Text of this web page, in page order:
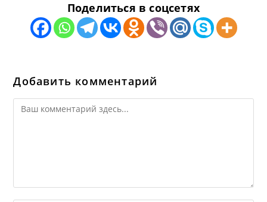
Поделиться в соцсетях
Добавить комментарий